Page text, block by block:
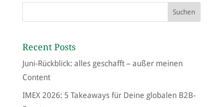
Recent Posts
Juni-Rückblick: alles geschafft – außer meinen
Content
IMEX 2026: 5 Takeaways für Deine globalen B2B-